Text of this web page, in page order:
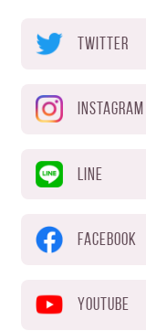
TWITTER
INSTAGRAM
LINE
FACEBOOK
YOUTUBE